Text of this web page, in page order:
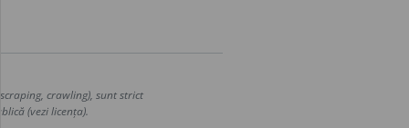
crawling), sunt strict
(vezi licența).